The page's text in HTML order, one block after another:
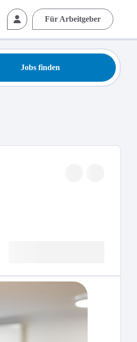
Für Arbeitgeber
Jobs finden